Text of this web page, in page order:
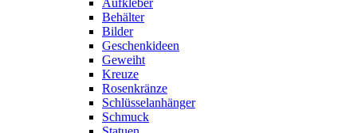
Aufkleber
Behälter
Bilder
Geschenkideen
Geweiht
Kreuze
Rosenkränze
Schlüsselanhänger
Schmuck